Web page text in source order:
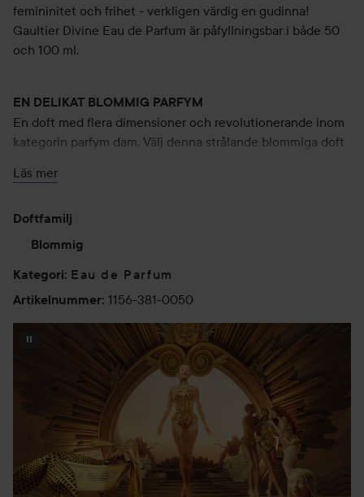
femininitet och frihet - verkligen värdig en gudinna!
Gaultier Divine Eau de Parfum är påfyllningsbar i både 50
och 100 ml.
EN DELIKAT BLOMMIG PARFYM
En doft med flera dimensioner och revolutionerande inom
kategorin parfym dam. Välj denna strålande blommiga doft
öppnar upp doftens blommiga hjärtnoter. Låt dig omfamnas
maränger som förstärker Gaultier Divines delikata och
upplyftande doftintryck. Den salta toppnoten skapar en
sötma på ett vackert sätt och lämnar ett varaktigt doftspår
som omfamnar huden. Visst är den gudomlig?
EN GYLLENE FLASKA
Den gyllene designen och glasets sensuella kurvor
reflekterar ljuset så vackert att till och med solen blir
avundsjuk! Den gnistrande flaskan är en hyllning till
modern femininitet och en lysande symbol för frihet.
Gaultier Divine Eau de Parfum är klädd i Jean Paul
Gaultiers ikoniska korsett, världsberömd för sin konformade
design. Flaskan utstrålar en speciell aura som kan lysa för
Läs mer
Doftfamilj
Blommig
Kategori: Eau de Parfum
Artikelnummer: 1156-381-0050